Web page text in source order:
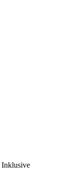
Inklusive